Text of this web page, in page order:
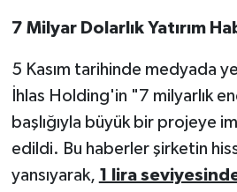
7 Milyar Dolarlık Yatırım
5 Kasım tarihinde medyada
İhlas Holding'in "7 milyarlık
başlığıyla büyük bir projeye
edildi. Bu haberler şirketin
yansıyarak, 1 lira